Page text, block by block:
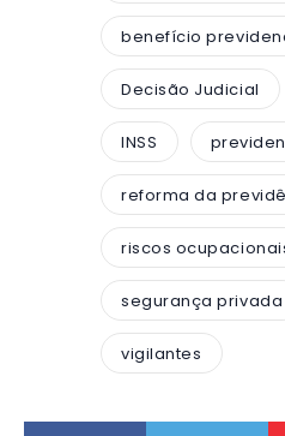
benefício
Decisão Judicial
INSS
reforma da
riscos
segurança privada
vigilantes